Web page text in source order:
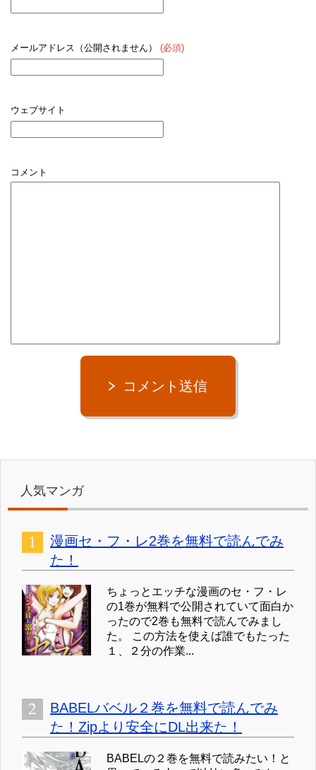
メールアドレス（公開されません） (必須)
ウェブサイト
コメント
コメント送信
人気マンガ
漫画セ・フ・レ2巻を無料で読んでみ
た！
ちょっとエッチな漫画のセ・フ・レ
の1巻が無料で公開されていて面白か
ったので2巻も無料で読んでみまし
た。 この方法を使えば誰でもたった
１、２分の作業...
BABELバベル２巻を無料で読んでみ
た！Zipより安全にDL出来た！
BABELの２巻を無料で読みたい！と